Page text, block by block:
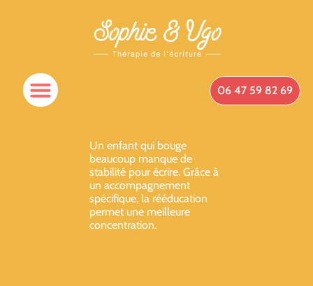
06 47 59 82 69
Un enfant qui bouge
beaucoup manque de
stabilité pour écrire. Grâce à
un accompagnement
spécifique, la rééducation
permet une meilleure
concentration.